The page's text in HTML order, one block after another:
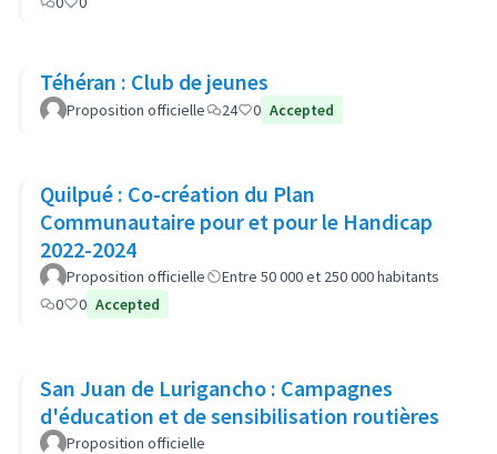
Téhéran : Club de jeunes
Proposition officielle 24 0 Accepted
Quilpué : Co-création du Plan
Communautaire pour et pour le Handicap
2022-2024
Proposition officielle
Entre 50 000 et 250 000 habitants
0
0 Accepted
San Juan de Lurigancho : Campagnes
d'éducation et de sensibilisation routières
Proposition officielle